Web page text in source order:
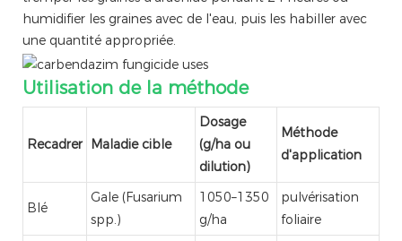
humidifier les graines avec de l'eau, puis les habiller avec
une quantité appropriée.
Utilisation de la méthode
Recadrer Maladie cible
Dosage
(g/ha ou
dilution)
Méthode
d'application
Blé
Gale (Fusarium
spp.)
1050–1350
g/ha
pulvérisation
foliaire